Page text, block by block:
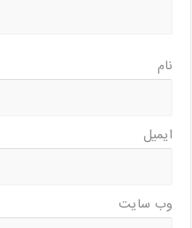
نام
ایمیل
وب‌ سایت